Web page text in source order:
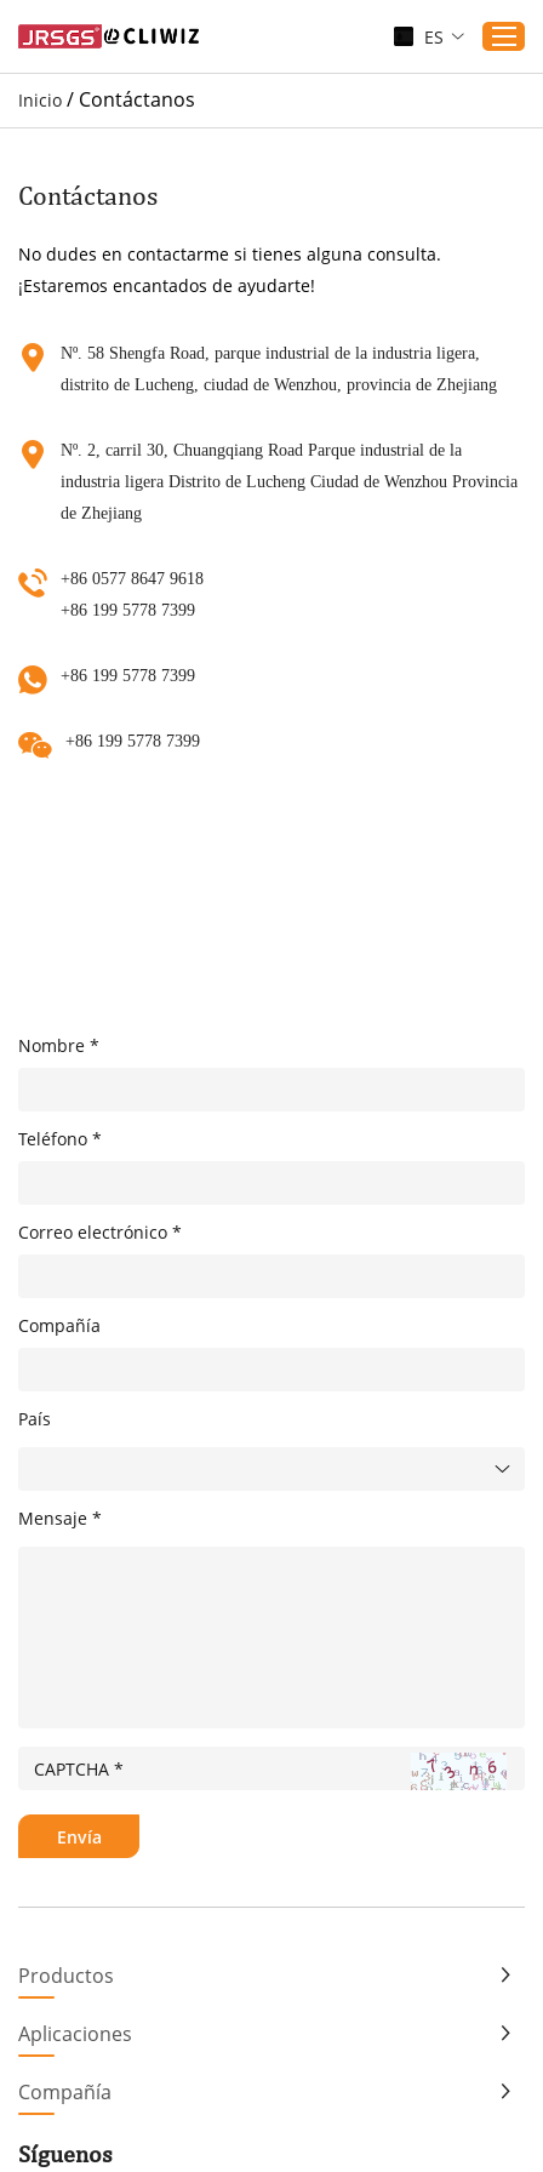
Sustenibilidad
Blogs
Sobre nosotros
ES
Inicio / Contáctanos
Contáctanos
No dudes en contactarme si tienes alguna consulta.
¡Estaremos encantados de ayudarte!
Nº. 58 Shengfa Road, parque industrial de la industria ligera,
distrito de Lucheng, ciudad de Wenzhou, provincia de Zhejiang
Nº. 2, carril 30, Chuangqiang Road Parque industrial de la
industria ligera Distrito de Lucheng Ciudad de Wenzhou Provincia
de Zhejiang
+86 0577 8647 9618
+86 199 5778 7399
+86 199 5778 7399
+86 199 5778 7399
Nombre *
Teléfono *
Correo electrónico *
Compañía
País
Mensaje *
Síguenos
Productos
Aplicaciones
Compañía